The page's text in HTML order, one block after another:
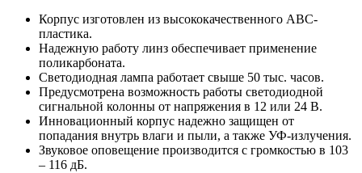
Корпус изготовлен из высококачественного ABC-
пластика.
Надежную работу линз обеспечивает применение
поликарбоната.
Светодиодная лампа работает свыше 50 тыс. часов.
Предусмотрена возможность работы светодиодной
сигнальной колонны от напряжения в 12 или 24 В.
Инновационный корпус надежно защищен от
попадания внутрь влаги и пыли, а также УФ-излучения.
Звуковое оповещение производится с громкостью в 103
– 116 дБ.